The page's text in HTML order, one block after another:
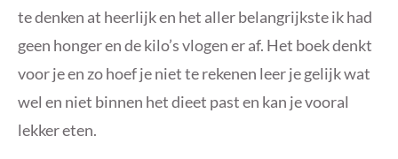
te denken at heerlijk en het aller belangrijkste ik had
geen honger en de kilo’s vlogen er af. Het boek denkt
voor je en zo hoef je niet te rekenen leer je gelijk wat
wel en niet binnen het dieet past en kan je vooral
lekker eten.